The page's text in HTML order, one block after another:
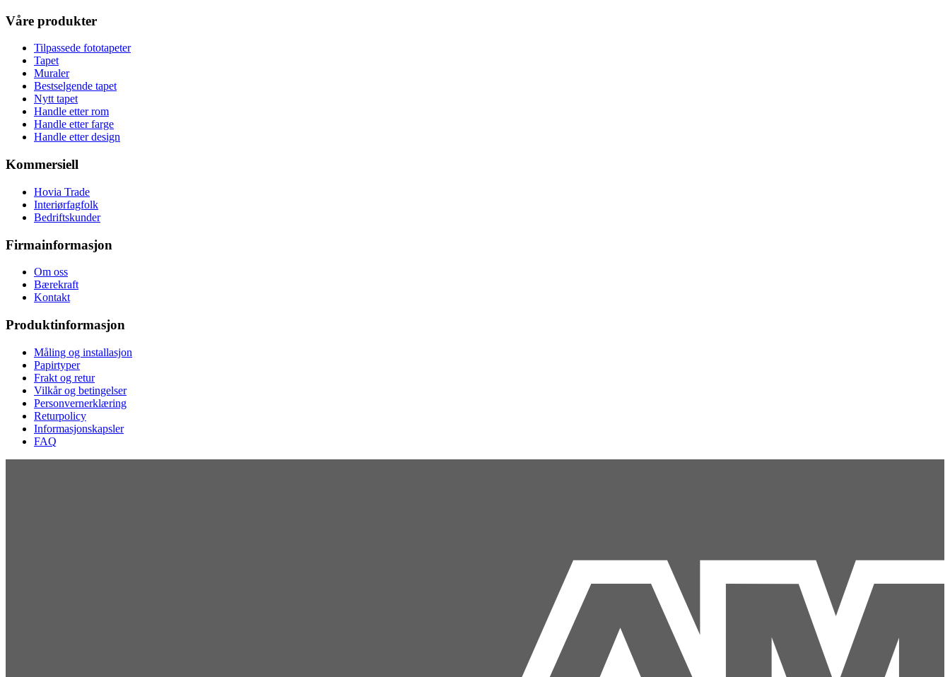
Våre produkter
Tilpassede fototapeter
Tapet
Muraler
Bestselgende tapet
Nytt tapet
Handle etter rom
Handle etter farge
Handle etter design
Kommersiell
Hovia Trade
Interiørfagfolk
Bedriftskunder
Firmainformasjon
Om oss
Bærekraft
Kontakt
Produktinformasjon
Måling og installasjon
Papirtyper
Frakt og retur
Vilkår og betingelser
Personvernerklæring
Returpolicy
Informasjonskapsler
FAQ